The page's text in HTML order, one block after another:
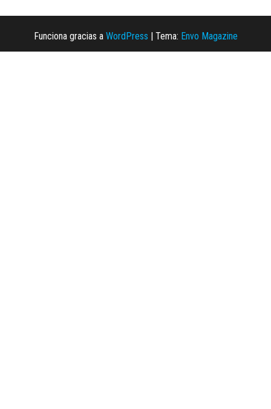
Funciona gracias a WordPress Tema: Envo Magazine